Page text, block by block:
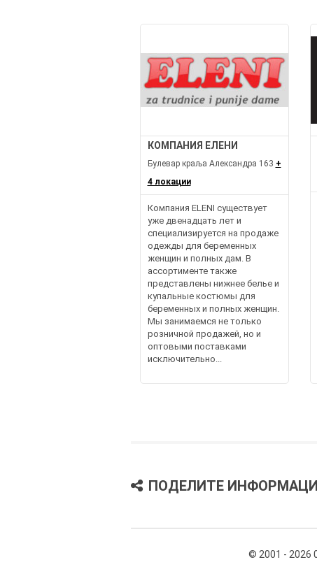
КОМПАНИЯ ЕЛЕНИ
Булевар краља Александра 163 +
4 локации
Компания ELENI существует
уже двенадцать лет и
специализируется на продаже
одежды для беременных
женщин и полных дам. В
ассортименте также
представлены нижнее белье и
купальные костюмы для
беременных и полных женщин.
Мы занимаемся не только
розничной продажей, но и
оптовыми поставками
исключительно...
ПОДЕЛИТЕ
© 2001 - 2026